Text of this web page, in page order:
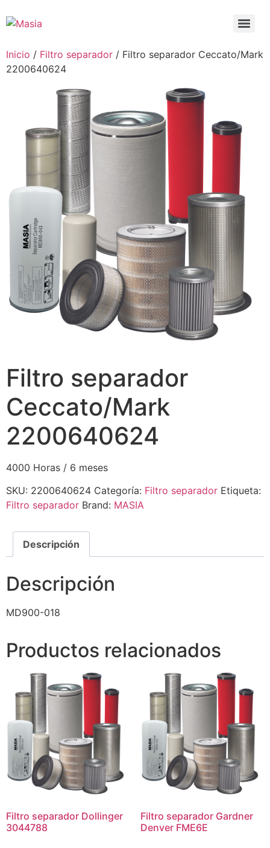
Inicio / Filtro separador / Filtro separador Ceccato/Mark
2200640624
Filtro separador
Ceccato/Mark
2200640624
4000 Horas / 6 meses
SKU: 2200640624 Categoría: Filtro separador Etiqueta:
Filtro separador Brand: MASIA
Descripción
Descripción
MD900-018
Productos relacionados
Filtro separador Dollinger
3044788
Filtro separador Gardner
Denver FME6E